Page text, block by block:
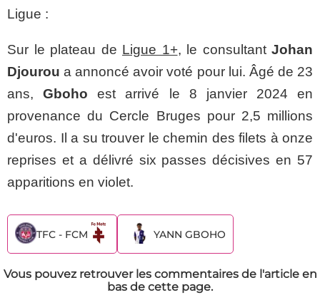
Ligue :
Sur le plateau de Ligue 1+, le consultant Johan
Djourou a annoncé avoir voté pour lui. Âgé de 23
ans,Gbohoest arrivé le 8 janvier 2024 en
provenance du Cercle Bruges pour 2,5 millions
d'euros. Il a su trouver le chemin des filets à onze
reprises et a délivré six passes décisives en 57
apparitions en violet.
TFC - FCM YANN GBOHO
Vous pouvez retrouver les commentaires de l'article en
bas de cette page.